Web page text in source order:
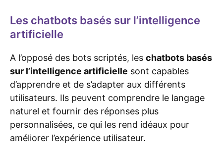
Les chatbots basés sur l’intelligence
artificielle
A l’opposé des bots scriptés, les chatbots basés
sur l’intelligence artificielle sont capables
d’apprendre et de s’adapter aux différents
utilisateurs. Ils peuvent comprendre le langage
naturel et fournir des réponses plus
personnalisées, ce qui les rend idéaux pour
améliorer l’expérience utilisateur.